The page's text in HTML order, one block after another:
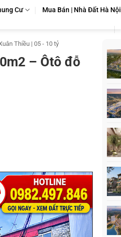
Cư Mua Bán | Nhà Đất Hà Nội
Thiều | 05 - 10 tỷ
– Ôtô đỗ